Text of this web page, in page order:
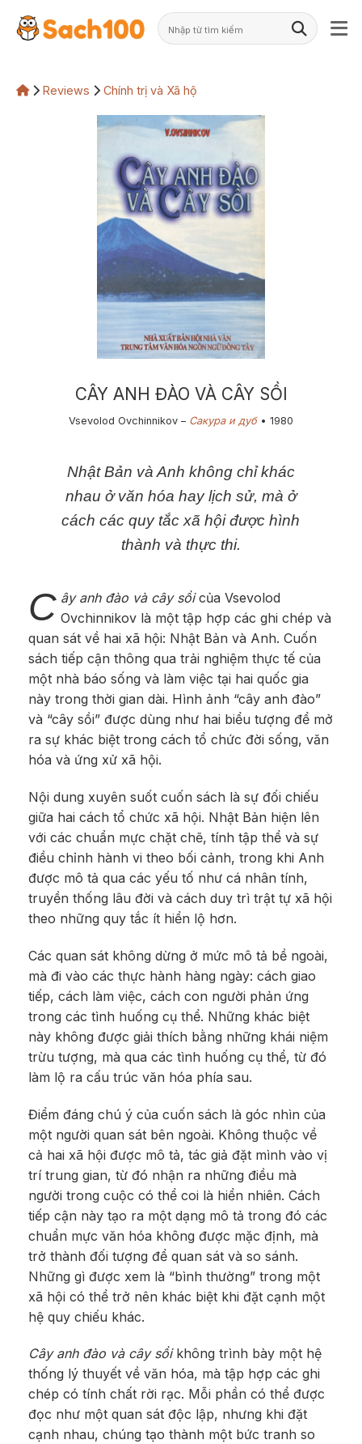
Reviews Chính trị và Xã hộ
CÂY ANH ĐÀO VÀ CÂY SỒI
Vsevolod Ovchinnikov – Сакура и дуб• 1​980
​Nhật Bản và Anh không chỉ khác
nhau ở văn hóa hay lịch sử, mà ở
cách các quy tắc xã hội được hình
thành và thực thi.
C ây anh đào và cây sồicủa Vsevolod
Ovchinnikov là một tập hợp các ghi chép và
quan sát về hai xã hội: Nhật Bản và Anh. Cuốn
sách tiếp cận thông qua trải nghiệm thực tế của
một nhà báo sống và làm việc tại hai quốc gia
này trong thời gian dài. Hình ảnh “cây anh đào”
và “cây sồi” được dùng như hai biểu tượng để mở
ra sự khác biệt trong cách tổ chức đời sống, văn
hóa và ứng xử xã hội.
Nội dung xuyên suốt cuốn sách là sự đối chiếu
giữa hai cách tổ chức xã hội. Nhật Bản hiện lên
với các chuẩn mực chặt chẽ, tính tập thể và sự
điều chỉnh hành vi theo bối cảnh, trong khi Anh
được mô tả qua các yếu tố như cá nhân tính,
truyền thống lâu đời và cách duy trì trật tự xã hội
theo những quy tắc ít hiển lộ hơn.
Các quan sát không dừng ở mức mô tả bề ngoài,
mà đi vào các thực hành hàng ngày: cách giao
tiếp, cách làm việc, cách con người phản ứng
trong các tình huống cụ thể. Những khác biệt
này không được giải thích bằng những khái niệm
trừu tượng, mà qua các tình huống cụ thể, từ đó
làm lộ ra cấu trúc văn hóa phía sau.
Điểm đáng chú ý của cuốn sách là góc nhìn của
một người quan sát bên ngoài. Không thuộc về
cả hai xã hội được mô tả, tác giả đặt mình vào vị
trí trung gian, từ đó nhận ra những điều mà
người trong cuộc có thể coi là hiển nhiên. Cách
tiếp cận này tạo ra một dạng mô tả trong đó các
chuẩn mực văn hóa không được mặc định, mà
trở thành đối tượng để quan sát và so sánh.
Những gì được xem là “bình thường” trong một
xã hội có thể trở nên khác biệt khi đặt cạnh một
hệ quy chiếu khác.
Cây anh đào và cây sồikhông trình bày một hệ
thống lý thuyết về văn hóa, mà tập hợp các ghi
chép có tính chất rời rạc. Mỗi phần có thể được
đọc như một quan sát độc lập, nhưng khi đặt
cạnh nhau, chúng tạo thành một bức tranh so